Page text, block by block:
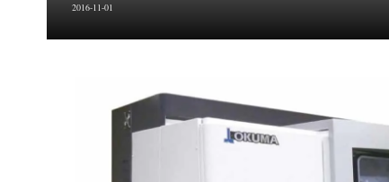
2016-11-01